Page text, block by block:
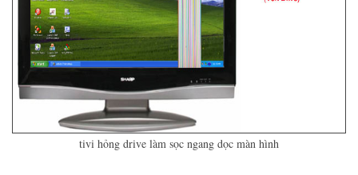
tivi hỏng drive làm sọc ngang dọc màn hình